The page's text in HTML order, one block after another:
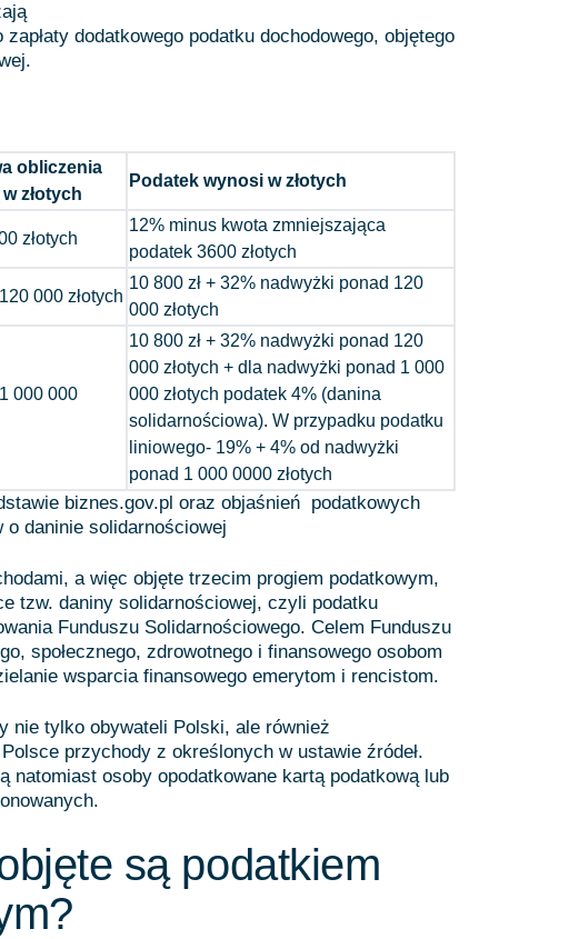
dodatkowego podatku dochodowego, objętego
obliczenia
złotych
Podatek wynosi w złotych
złotych
12% minus kwota zmniejszająca
podatek 3600 złotych
000 złotych
10 800 zł + 32% nadwyżki ponad 120
000 złotych
000 000
10 800 zł + 32% nadwyżki ponad 120
000 złotych + dla nadwyżki ponad 1 000
000 złotych podatek 4% (danina
solidarnościowa). W przypadku podatku
liniowego- 19% + 4% od nadwyżki
ponad 1 000 0000 złotych
biznes.gov.pl oraz objaśnień podatkowych
daninie solidarnościowej
a więc objęte trzecim progiem podatkowym,
tzw. daniny solidarnościowej, czyli podatku
Funduszu Solidarnościowego. Celem Funduszu
społecznego, zdrowotnego i finansowego osobom
wsparcia finansowego emerytom i rencistom.
nie tylko obywateli Polski, ale również
przychody z określonych w ustawie źródeł.
natomiast osoby opodatkowane kartą podatkową lub
są podatkiem